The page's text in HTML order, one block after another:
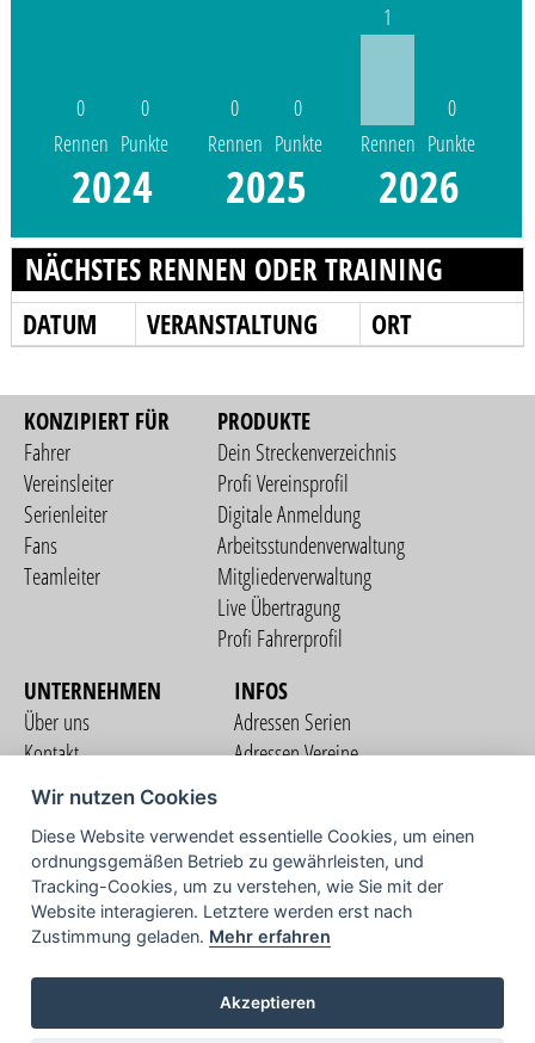
0
Rennen
0
Punkte
2024
0
Rennen
0
Punkte
2025
1
Rennen
0
Punkte
2026
NÄCHSTES RENNEN ODER TRAINING
DATUM VERANSTALTUNG ORT
KONZIPIERT FÜR
Fahrer
Vereinsleiter
Serienleiter
Fans
Teamleiter
PRODUKTE
Dein Streckenverzeichnis
Profi Vereinsprofil
Digitale Anmeldung
Arbeitsstundenverwaltung
Mitgliederverwaltung
Live Übertragung
Profi Fahrerprofil
UNTERNEHMEN
Über uns
Kontakt
Nutzungsbedingungen
Datenschutzerklärung
Impressum
INFOS
Adressen Serien
Adressen Vereine
COMMUNITY
TV
Wir nutzen Cookies
Diese Website verwendet essentielle Cookies, um einen
ordnungsgemäßen Betrieb zu gewährleisten, und
Tracking-Cookies, um zu verstehen, wie Sie mit der
Website interagieren. Letztere werden erst nach
Zustimmung geladen. Mehr erfahren
Akzeptieren